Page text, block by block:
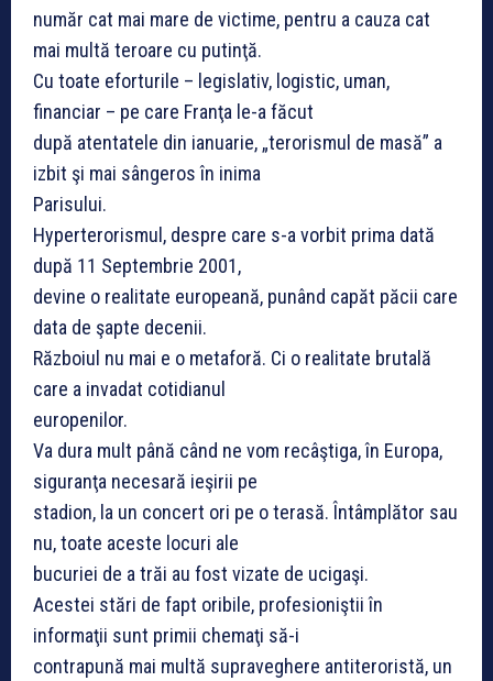
număr cat mai mare de victime, pentru a cauza cat
mai multă teroare cu putinţă.
Cu toate eforturile – legislativ, logistic, uman,
financiar – pe care Franţa le-a făcut
după atentatele din ianuarie, „terorismul de masă” a
izbit şi mai sângeros în inima
Parisului.
Hyperterorismul, despre care s-a vorbit prima dată
după 11 Septembrie 2001,
devine o realitate europeană, punând capăt păcii care
data de şapte decenii.
Războiul nu mai e o metaforă. Ci o realitate brutală
care a invadat cotidianul
europenilor.
Va dura mult până când ne vom recâştiga, în Europa,
siguranţa necesară ieşirii pe
stadion, la un concert ori pe o terasă. Întâmplător sau
nu, toate aceste locuri ale
bucuriei de a trăi au fost vizate de ucigaşi.
Acestei stări de fapt oribile, profesioniştii în
informaţii sunt primii chemaţi să-i
contrapună mai multă supraveghere antiteroristă, un